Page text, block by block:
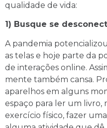
qualidade de vida:
1) Busque se
A pandemia
as telas e hoje parte da
de interações online.
mente também cansa.
aparelhos em alguns
espaço para ler um livro,
exercício físico, fazer